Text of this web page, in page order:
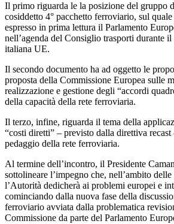
Il primo riguarda le la posizione del gruppo
cosiddetto 4° pacchetto ferroviario, sul quale
espresso in prima lettura il Parlamento
nell’agenda del Consiglio trasporti durante il
italiana UE.
Il secondo documento ha ad oggetto le
proposta della Commissione Europea sulle
realizzazione e gestione degli “accordi
della capacità della rete ferroviaria.
Il terzo, infine, riguarda il tema della
“costi diretti” – previsto dalla direttiva
pedaggio della rete ferroviaria.
Al termine dell’incontro, il Presidente
sottolineare l’impegno che, nell’ambito
l’Autorità dedicherà ai problemi europei e
cominciando dalla nuova fase della
ferroviario avviata dalla problematica
Commissione da parte del Parlamento